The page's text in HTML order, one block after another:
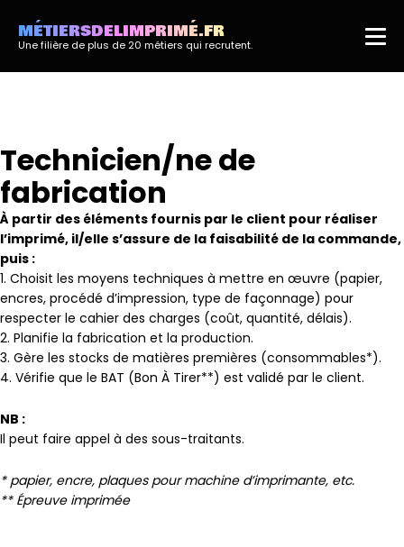
MÉTIERSDELIMPRIMÉ.FR
Une filière de plus de 20 métiers qui recrutent.
Technicien/ne de
fabrication
À partir des éléments fournis par le client pour réaliser
l’imprimé, il/elle s’assure de la faisabilité de la commande,
puis :
1. Choisit les moyens techniques à mettre en œuvre (papier,
encres, procédé d’impression, type de façonnage) pour
respecter le cahier des charges (coût, quantité, délais).
2. Planifie la fabrication et la production.
3. Gère les stocks de matières premières (consommables*).
4. Vérifie que le BAT (Bon À Tirer**) est validé par le client.
NB :
Il peut faire appel à des sous-traitants.
* papier, encre, plaques pour machine d’imprimante, etc.
** Épreuve imprimée